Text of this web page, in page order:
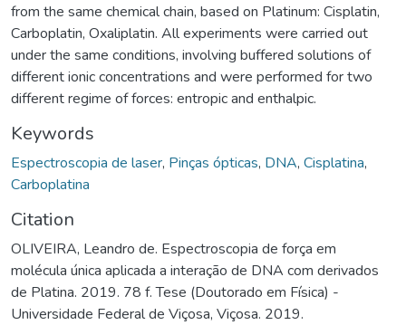
from the same chemical chain, based on Platinum: Cisplatin,
Carboplatin, Oxaliplatin. All experiments were carried out
under the same conditions, involving buffered solutions of
different ionic concentrations and were performed for two
different regime of forces: entropic and enthalpic.
Keywords
Espectroscopia de laser, Pinças ópticas, DNA, Cisplatina,
Carboplatina
Citation
OLIVEIRA, Leandro de. Espectroscopia de força em
molécula única aplicada a interação de DNA com derivados
de Platina. 2019. 78 f. Tese (Doutorado em Física) -
Universidade Federal de Viçosa, Viçosa. 2019.